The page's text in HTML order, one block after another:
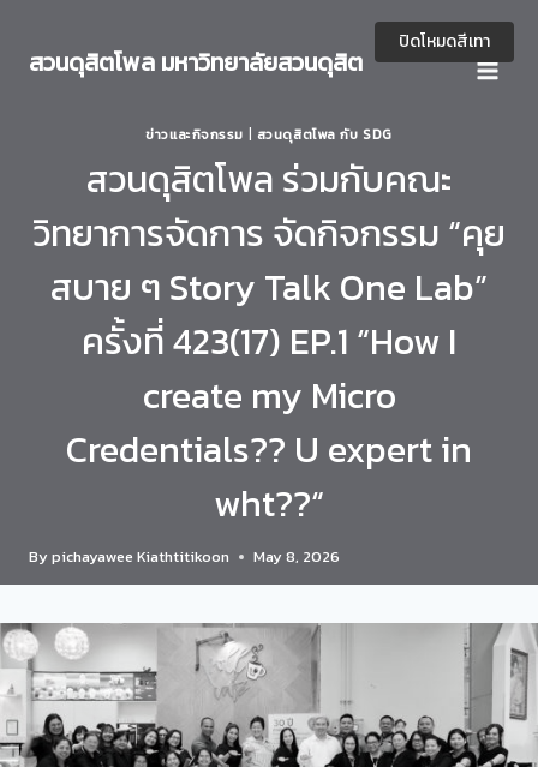
content
สวนดุสิตโพล มหาวิทยาลัยสวนดุสิต
ข่าวและกิจกรรม สวนดุสิตโพล กับ SDG
สวนดุสิตโพล ร่วมกับคณะ
วิทยาการจัดการ จัดกิจกรรม “คุย
สบาย ๆ Story Talk One Lab”
ครั้งที่ 423(17) EP.1 “How I
create my Micro
Credentials?? U expert in
wht??“
By pichayawee Kiathtitikoon May 8, 2026
ปิดโหมดสีเทา